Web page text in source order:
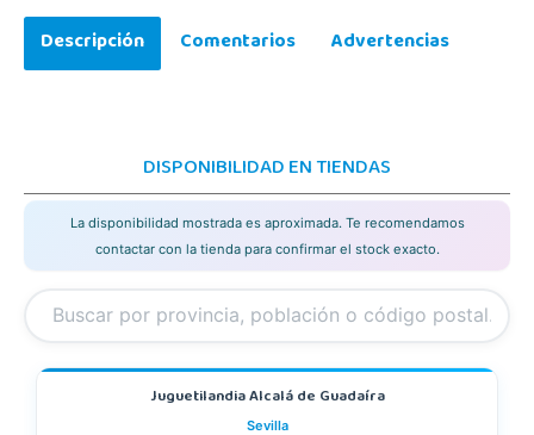
Descripción Comentarios Advertencias
DISPONIBILIDAD EN TIENDAS
La disponibilidad mostrada es aproximada. Te recomendamos
contactar con la tienda para confirmar el stock exacto.
Juguetilandia Alcalá de Guadaíra
Sevilla